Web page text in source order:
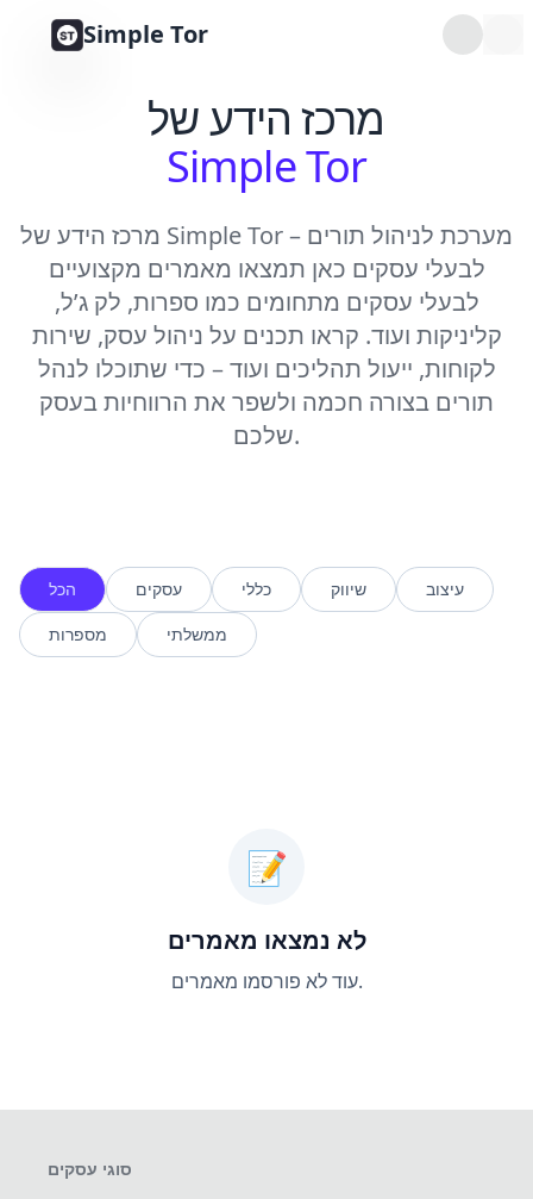
Simple Tor
מרכז הידע של
Simple Tor
מרכז הידע של Simple Tor – מערכת לניהול תורים
לבעלי עסקים כאן תמצאו מאמרים מקצועיים
לבעלי עסקים מתחומים כמו ספרות, לק ג’ל,
קליניקות ועוד. קראו תכנים על ניהול עסק, שירות
לקוחות, ייעול תהליכים ועוד – כדי שתוכלו לנהל
תורים בצורה חכמה ולשפר את הרווחיות בעסק
שלכם.
הכל עסקים כללי שיווק
עיצוב
מספרות
ממשלתי
📝
לא נמצאו מאמרים
עוד לא פורסמו מאמרים.
סוגי עסקים